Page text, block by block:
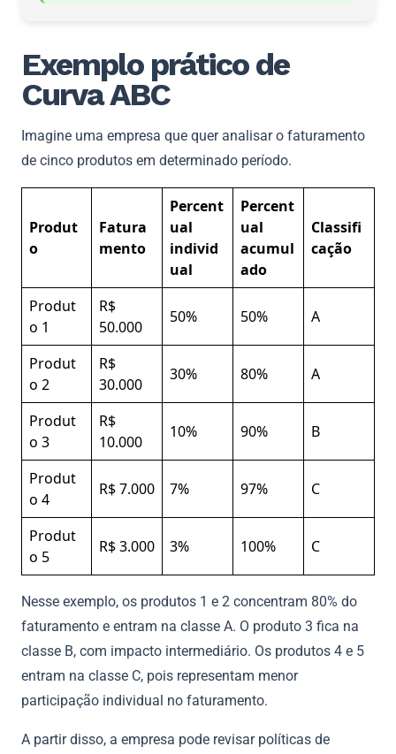
Exemplo prático de
Curva ABC
Imagine uma empresa que quer analisar o faturamento
de cinco produtos em determinado período.
Produt
o
Fatura
mento
Percent
ual
individ
ual
Percent
ual
acumul
ado
Classifi
cação
Produt
o 1
R$
50.000
50% 50% A
Produt
o 2
R$
30.000
30% 80% A
Produt
o 3
R$
10.000
10% 90% B
Produt
o 4
R$ 7.000 7% 97% C
Produt
o 5
R$ 3.000 3% 100% C
Nesse exemplo, os produtos 1 e 2 concentram 80% do
faturamento e entram na classe A. O produto 3 fica na
classe B, com impacto intermediário. Os produtos 4 e 5
entram na classe C, pois representam menor
participação individual no faturamento.
A partir disso, a empresa pode revisar políticas de